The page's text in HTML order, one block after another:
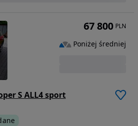
S ALL4 sport
67 800 PLN
Poniżej średniej